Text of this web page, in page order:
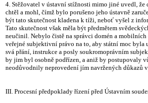
4. Stěžovatel v ústavní stížnosti mimo jiné uvedl,
chtěl a mohl, čímž bylo porušeno jeho ústavně
být tato skutečnost kladena k tíži, neboť vyšel z
Tato skutečnost však měla být předmětem
neučinil. Nebylo čistě na správci domén a
veřejné subjektivní právo na to, aby státní moc byla
svá přání, instrukce a posly soukromoprávním
by jim byl osobně podřízen, a aniž by postupovaly
neodůvodnily neprovedení jím navržených důkazů
III. Procesní předpoklady řízení před Ústavním